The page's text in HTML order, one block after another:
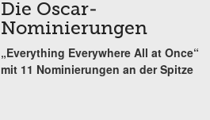
Die Oscar-
Nominierungen
„Everything Everywhere All at Once“
mit 11 Nominierungen an der Spitze